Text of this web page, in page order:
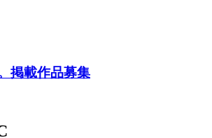
掲載作品募集